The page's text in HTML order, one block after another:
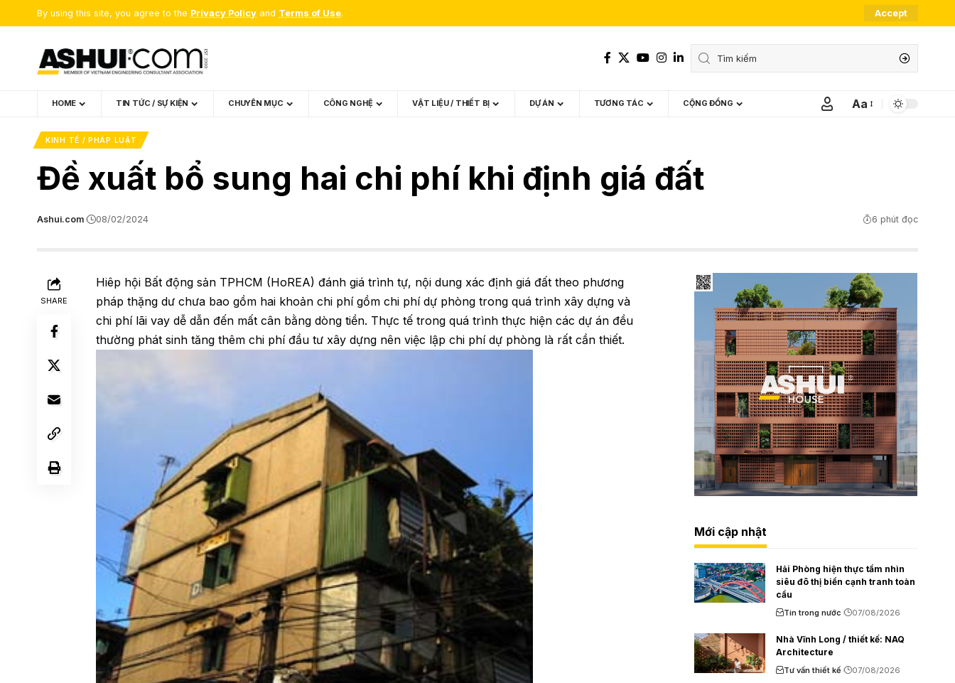
By using this site, you agree to the Privacy Policy and Terms of Use. Accept
HOME TIN TỨC / SỰ KIỆN CHUYÊN MỤC CÔNG NGHỆ VẬT LIỆU / THIẾT BỊ DỰ ÁN TƯƠNG TÁC CỘNG ĐỒNG
Font
Aa
KINH TẾ / PHÁP LUẬT
Đề xuất bổ sung hai chi phí khi định giá đất
Ashui.com 08/02/2024 6 phút đọc
SHARE
Hiêp hội Bất động sản TPHCM (HoREA) đánh giá trình tự, nội dung xác định giá đất theo phương
pháp thặng dư chưa bao gồm hai khoản chi phí gồm chi phí dự phòng trong quá trình xây dựng và
chi phí lãi vay dễ dẫn đến mất cân bằng dòng tiền. Thực tế trong quá trình thực hiện các dự án đều
thường phát sinh tăng thêm chi phí đầu tư xây dựng nên việc lập chi phí dự phòng là rất cần thiết.
Mới cập nhật
Hải Phòng hiện thực tầm nhìn
siêu đô thị biển cạnh tranh toàn
cầu
Tin trong nước 07/08/2026
Nhà Vĩnh Long / thiết kế: NAQ
Architecture
Tư vấn thiết kế 07/08/2026